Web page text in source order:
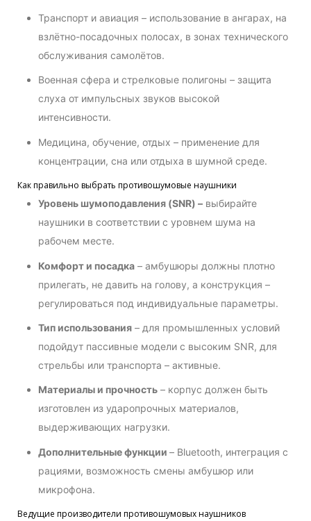
Транспорт и авиация – использование в ангарах, на
взлётно-посадочных полосах, в зонах технического
обслуживания самолётов.
Военная сфера и стрелковые полигоны – защита
слуха от импульсных звуков высокой
интенсивности.
Медицина, обучение, отдых – применение для
концентрации, сна или отдыха в шумной среде.
Как правильно выбрать противошумовые наушники
Уровень шумоподавления (SNR) – выбирайте
наушники в соответствии с уровнем шума на
рабочем месте.
Комфорт и посадка – амбушюры должны плотно
прилегать, не давить на голову, а конструкция –
регулироваться под индивидуальные параметры.
Тип использования – для промышленных условий
подойдут пассивные модели с высоким SNR, для
стрельбы или транспорта – активные.
Материалы и прочность – корпус должен быть
изготовлен из ударопрочных материалов,
выдерживающих нагрузки.
Дополнительные функции – Bluetooth, интеграция с
рациями, возможность смены амбушюр или
микрофона.
Ведущие производители противошумовых наушников